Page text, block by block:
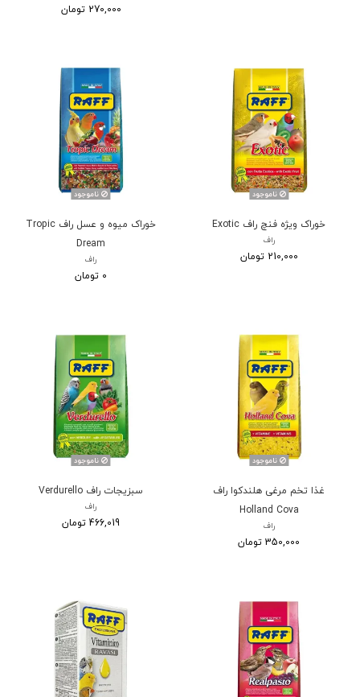
270,000 تومان
ناموجود
خوراک ویژه فنچ راف Exotic
راف
210,000 تومان
ناموجود
خوراک میوه و عسل راف Tropic
Dream
راف
0 تومان
ناموجود
غذا تخم مرغی هلندکوا راف
Holland Cova
راف
350,000 تومان
ناموجود
سبزیجات راف Verdurello
راف
466,019 تومان